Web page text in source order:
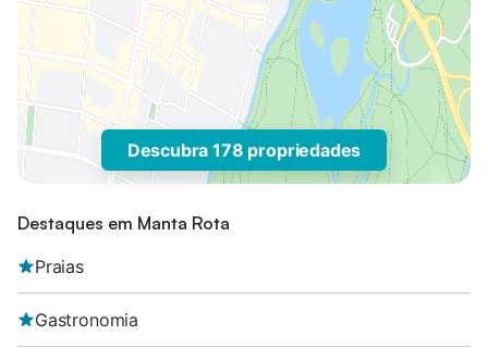
Descubra 178 propriedades
Destaques em Manta Rota
Praias
Gastronomia